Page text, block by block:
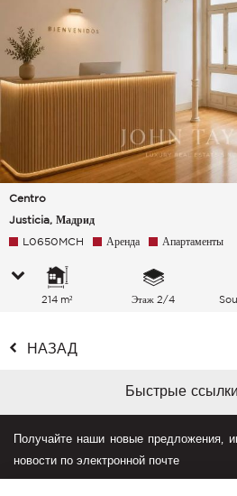
Centro
Justicia, Мадрид
L0650MCH Аренда Апартаменты
214 m² Этаж 2/4
НАЗАД
Быстрые ссылки
Получайте наши новые предложения,
новости по электронной почте